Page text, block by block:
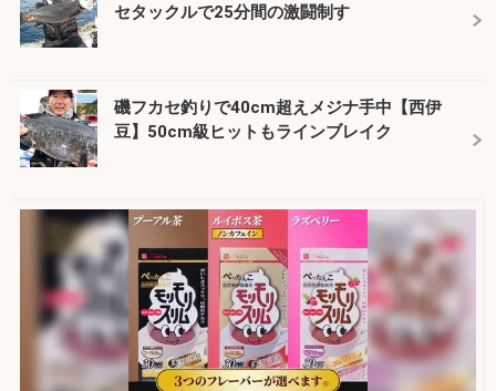
セタックルで25分間の激闘制す
磯フカセ釣りで40cm超えメジナ手中【西伊
豆】50cm級ヒットもラインブレイク